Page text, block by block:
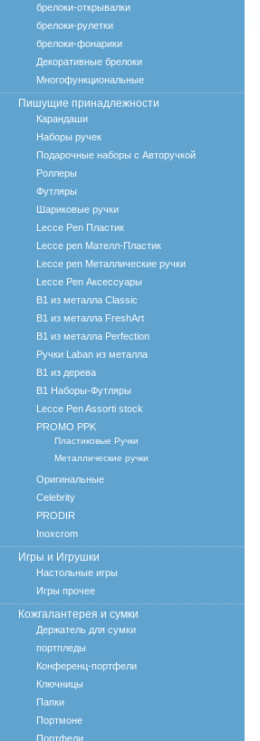
брелоки-открывалки
брелоки-рулетки
брелоки-фонарики
Декоративные брелоки
Многофункциональные
Пишущие принадлежности
Карандаши
Наборы ручек
Подарочные наборы с Авторучкой
Роллеры
Футляры
Шариковые ручки
Lecce Pen Пластик
Lecce pen Мателл-Пластик
Lecce pen Металлические ручки
Lecce Pen Аксессуары
B1 из металла Classic
B1 из металла FreshArt
B1 из металла Perfection
Ручки Laban из металла
B1 из дерева
B1 Наборы-Футляры
Lecce Pen Assorti stock
PROMO PPK
Пластиковые Ручки
Металлические ручки
Оригинальные
Celebrity
PRODIR
Inoxcrom
Игры и Игрушки
Настольные игры
Игры прочее
Кожгалантерея и сумки
Держатель для сумки
портпледы
Конференц-портфели
Ключницы
Папки
Портмоне
Портфели